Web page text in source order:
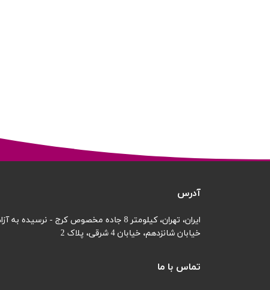
تماس با ما
آدرس
ایران، تهران، کیلومتر 8 جاده مخصوص کرج - نرسیده به آزادگان
خیابان شانزدهم، خیابان 4 شرقی، پلاک 2